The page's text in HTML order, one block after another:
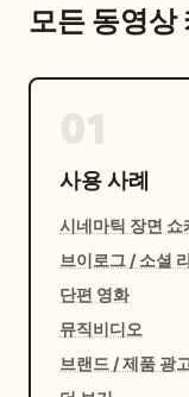
모든 동영상
사용 사례
시네마틱 장면 쇼
브이로그 / 소셜
단편 영화
뮤직비디오
브랜드 / 제품 광